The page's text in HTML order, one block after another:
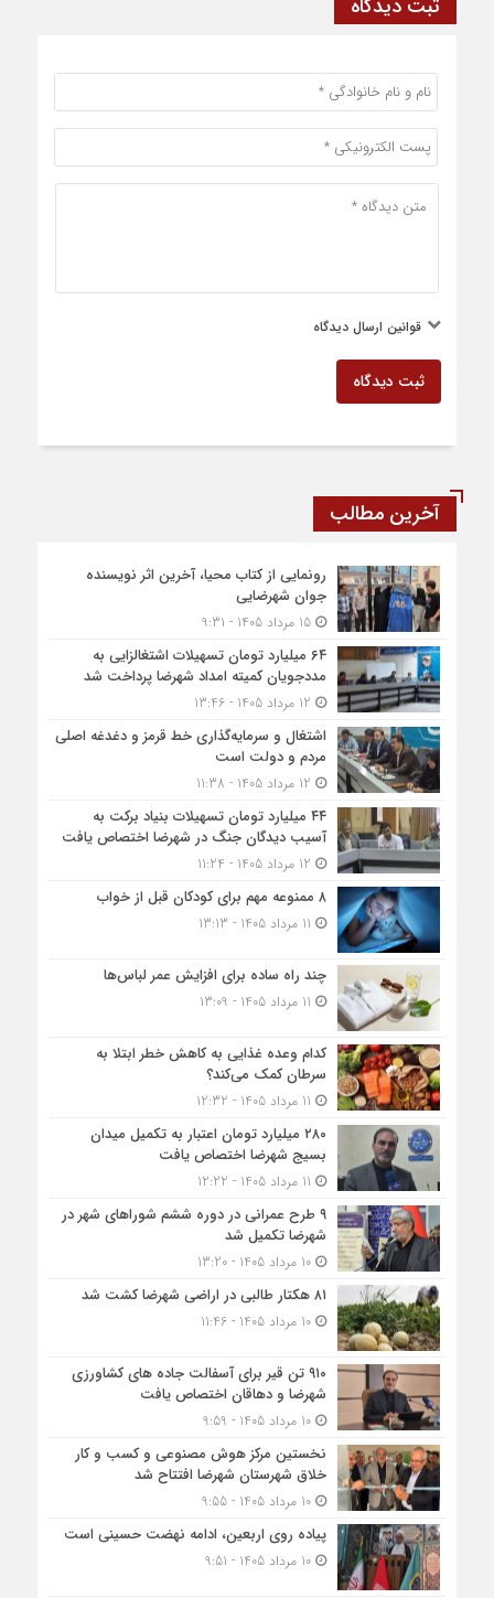
ثبت دیدگاه
قوانین ارسال دیدگاه
ثبت دیدگاه
آخرین مطالب
رونمایی از کتاب محیا، آخرین اثر نویسنده
جوان شهرضایی
15 مرداد 1405 - 9:31
۶۴ میلیارد تومان تسهیلات اشتغالزایی به
مددجویان کمیته امداد شهرضا پرداخت شد
اشتغال و سرمایه‌گذاری خط قرمز و دغدغه اصلی
مردم و دولت است
۴۴ میلیارد تومان تسهیلات بنیاد برکت به
آسیب دیدگان جنگ در شهرضا اختصاص یافت
۸ ممنوعه مهم برای کودکان قبل از خواب
چند راه ساده برای افزایش عمر لباس‌ها
کدام وعده غذایی به کاهش خطر ابتلا به
سرطان کمک می‌کند؟
۲۸۰ میلیارد تومان اعتبار به تکمیل میدان
بسیج شهرضا اختصاص یافت
۹ طرح عمرانی در دوره ششم شوراهای شهر در
شهرضا تکمیل شد
10 مرداد 1405 - 13:20
۸۱ هکتار طالبی در اراضی شهرضا کشت شد
10 مرداد 1405 - 11:46
۹۱۰ تن قیر برای آسفالت جاده های کشاورزی
شهرضا و دهاقان اختصاص یافت
10 مرداد 1405 - 9:59
نخستین مرکز هوش مصنوعی و کسب‌ و کار
خلاق شهرستان شهرضا افتتاح شد
10 مرداد 1405 - 9:55
پیاده روی اربعین، ادامه نهضت حسینی است
10 مرداد 1405 - 9:51